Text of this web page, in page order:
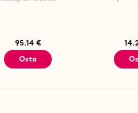
95.14 €
Osta